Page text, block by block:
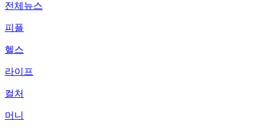
전체뉴스
피플
헬스
라이프
컬처
머니